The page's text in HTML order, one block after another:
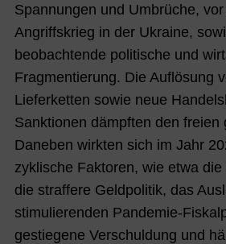
Spannungen und Umbrüche,
Angriffskrieg in der Ukraine,
beobachtende politische und
Fragmentierung. Die Auflösung
Lieferketten sowie neue
Sanktionen dämpften den freien
Daneben wirkten sich im Jahr
zyklische Faktoren, wie etwa
die straffere Geldpolitik, das
stimulierenden Pandemie-
gestiegene Verschuldung und